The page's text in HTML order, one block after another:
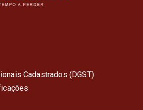
Cadastrados (DGST)